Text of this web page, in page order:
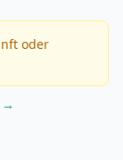
oder
→